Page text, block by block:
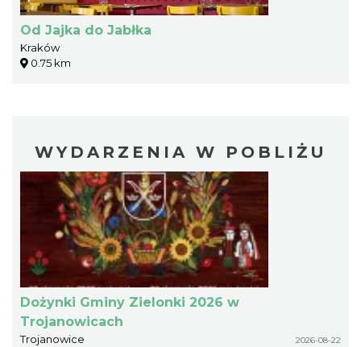
Od Jajka do Jabłka
Kraków
0.75 km
WYDARZENIA W POBLIŻU
Dożynki Gminy Zielonki 2026 w
Trojanowicach
Trojanowice 2026-08-22